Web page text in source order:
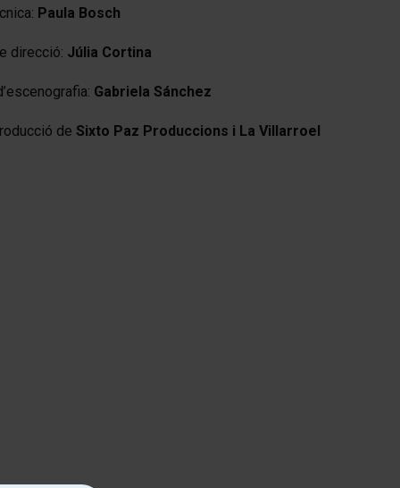
Paula Bosch
direcció: Júlia Cortina
Gabriela Sánchez
de Sixto Paz Produccions i La Villarroel